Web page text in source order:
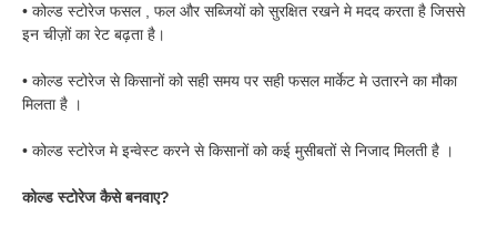
• कोल्ड स्टोरेज फसल , फल और सब्जियों को सुरक्षित रखने मे मदद करता है जिससे
इन चीज़ों का रेट बढ़ता है।
• कोल्ड स्टोरेज से किसानों को सही समय पर सही फसल मार्केट मे उतारने का मौका
मिलता है ।
• कोल्ड स्टोरेज मे इन्वेस्ट करने से किसानों को कई मुसीबतों से निजाद मिलती है ।
कोल्ड स्टोरेज कैसे बनवाए?